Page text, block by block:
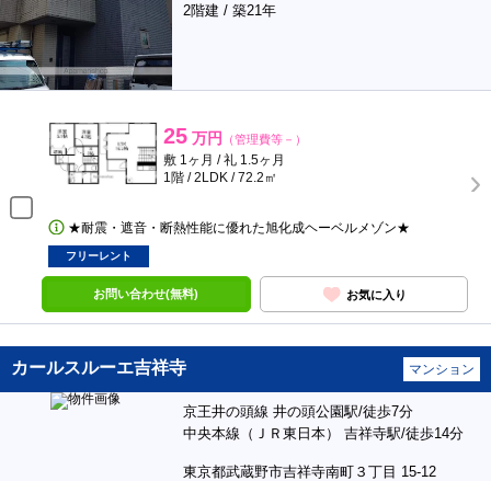
2階建 / 築21年
25 万円 （管理費等－）
敷 1ヶ月 / 礼 1.5ヶ月
1階 / 2LDK / 72.2㎡
★耐震・遮音・断熱性能に優れた旭化成ヘーベルメゾン★
フリーレント
お問い合わせ(無料) お気に入り
カールスルーエ吉祥寺 マンション
京王井の頭線 井の頭公園駅/徒歩7分
中央本線（ＪＲ東日本） 吉祥寺駅/徒歩14分
東京都武蔵野市吉祥寺南町３丁目 15-12